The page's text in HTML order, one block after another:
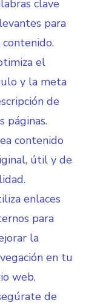
clave
para
el
y la meta
de
páginas.
contenido
útil y de
enlaces
para
la
en tu
web.
de